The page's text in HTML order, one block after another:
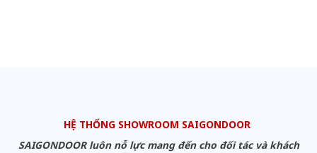
HỆ THỐNG SHOWROOM SAIGONDOOR
SAIGONDOOR luôn nỗ lực mang đến cho đối tác và khách